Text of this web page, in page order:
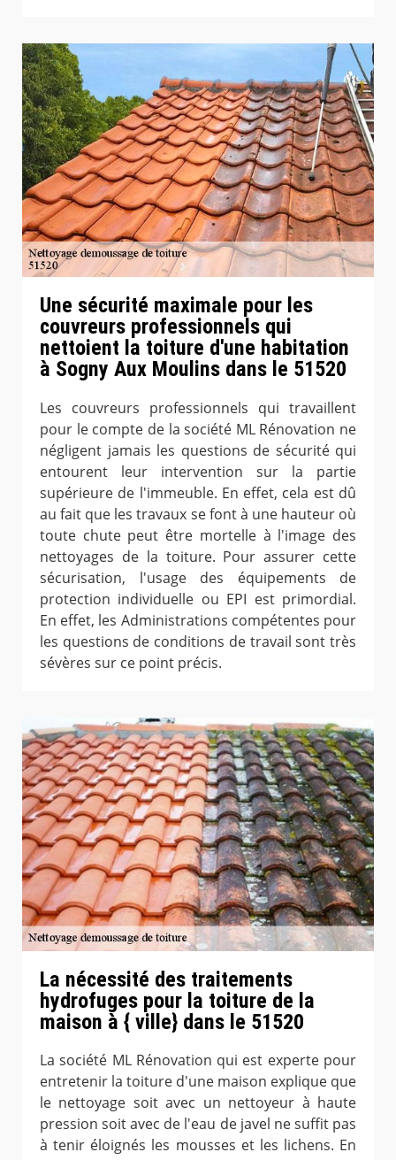
Une sécurité maximale pour les
couvreurs professionnels qui
nettoient la toiture d'une habitation
à Sogny Aux Moulins dans le 51520
Les couvreurs professionnels qui travaillent
pour le compte de la société ML Rénovation ne
négligent jamais les questions de sécurité qui
entourent leur intervention sur la partie
supérieure de l'immeuble. En effet, cela est dû
au fait que les travaux se font à une hauteur où
toute chute peut être mortelle à l'image des
nettoyages de la toiture. Pour assurer cette
sécurisation, l'usage des équipements de
protection individuelle ou EPI est primordial.
En effet, les Administrations compétentes pour
les questions de conditions de travail sont très
sévères sur ce point précis.
La nécessité des traitements
hydrofuges pour la toiture de la
maison à { ville} dans le 51520
La société ML Rénovation qui est experte pour
entretenir la toiture d'une maison explique que
le nettoyage soit avec un nettoyeur à haute
pression soit avec de l'eau de javel ne suffit pas
à tenir éloignés les mousses et les lichens. En